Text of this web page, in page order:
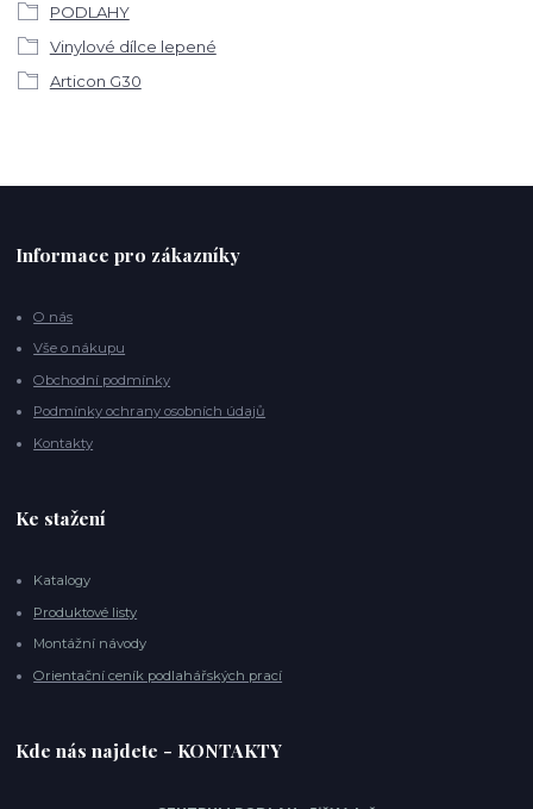
PODLAHY
Vinylové dílce lepené
Articon G30
Informace pro zákazníky
O nás
Vše o nákupu
Obchodní podmínky
Podmínky ochrany osobních údajů
Kontakty
Ke stažení
Katalogy
Produktové listy
Montážní návody
Orientační ceník podlahářských prací
Kde nás najdete - KONTAKTY